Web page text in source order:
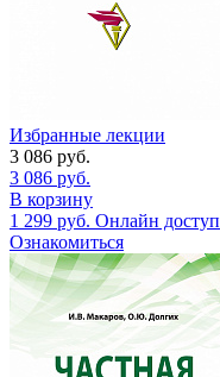
Избранные лекции
3 086 руб.
3 086 руб.
В корзину
1 299 руб. Онлайн доступ
Ознакомиться